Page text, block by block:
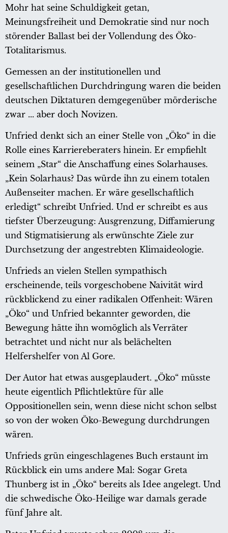
Mohr hat seine Schuldigkeit getan,
Meinungsfreiheit und Demokratie sind nur noch
störender Ballast bei der Vollendung des Öko-
Totalitarismus.
Gemessen an der institutionellen und
gesellschaftlichen Durchdringung waren die beiden
deutschen Diktaturen demgegenüber mörderische
zwar ... aber doch Novizen.
Unfried denkt sich an einer Stelle von „Öko“ in die
Rolle eines Karriereberaters hinein. Er empfiehlt
seinem „Star“ die Anschaffung eines Solarhauses.
„Kein Solarhaus? Das würde ihn zu einem totalen
Außenseiter machen. Er wäre gesellschaftlich
erledigt“ schreibt Unfried. Und er schreibt es aus
tiefster Überzeugung: Ausgrenzung, Diffamierung
und Stigmatisierung als erwünschte Ziele zur
Durchsetzung der angestrebten Klimaideologie.
Unfrieds an vielen Stellen sympathisch
erscheinende, teils vorgeschobene Naivität wird
rückblickend zu einer radikalen Offenheit: Wären
„Öko“ und Unfried bekannter geworden, die
Bewegung hätte ihn womöglich als Verräter
betrachtet und nicht nur als belächelten
Helfershelfer von Al Gore.
Der Autor hat etwas ausgeplaudert. „Öko“ müsste
heute eigentlich Pflichtlektüre für alle
Oppositionellen sein, wenn diese nicht schon selbst
so von der woken Öko-Bewegung durchdrungen
wären.
Unfrieds grün eingeschlagenes Buch erstaunt im
Rückblick ein ums andere Mal: Sogar Greta
Thunberg ist in „Öko“ bereits als Idee angelegt. Und
die schwedische Öko-Heilige war damals gerade
fünf Jahre alt.